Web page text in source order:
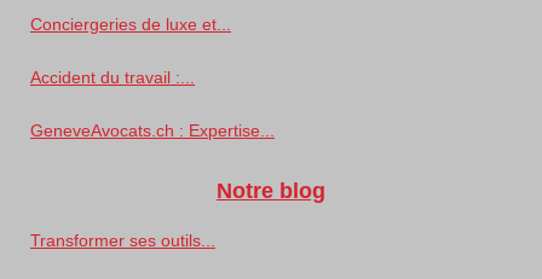
Conciergeries de luxe et...
Accident du travail :...
GeneveAvocats.ch : Expertise...
Notre blog
Transformer ses outils...